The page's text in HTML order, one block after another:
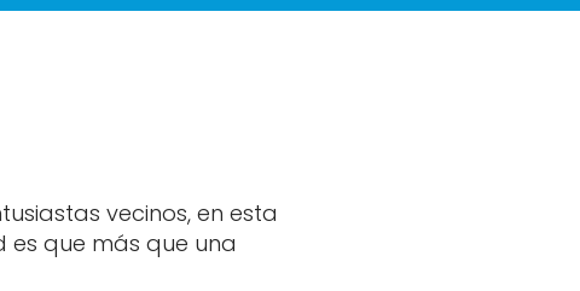
vecinos, en esta
que más que una